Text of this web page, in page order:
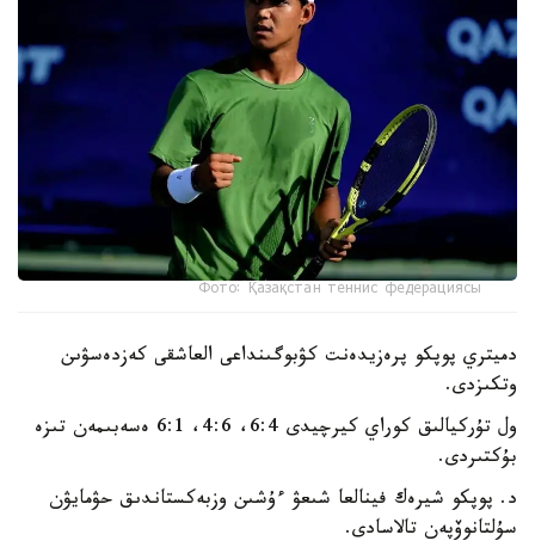
Фото: Қазақстан теннис федерациясы
دميتري پوپكو پرەزيدەنت كۋبوگىنداعى العاشقى كەزدەسۋىن
وتكىزدى.
ول تۇركيالىق كوراي كيرچيدى 6:4، 4:6، 6:1 ەسەبىمەن تىزە
بۇكتىردى.
د. پوپكو شيرەك فينالعا شىعۋ ءۇشىن وزبەكستاندىق حۋمايۋن
سۇلتانوۆپەن تالاسادى.